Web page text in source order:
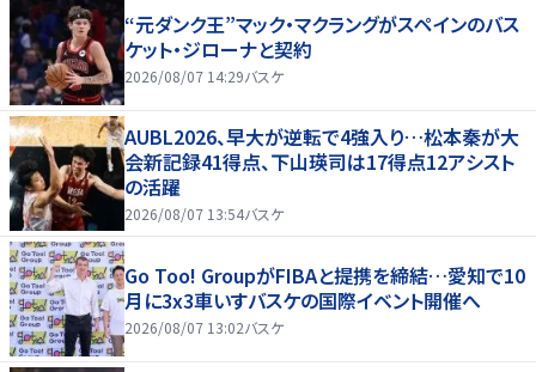
“元ダンク王”マック・マクラングがスペインのバス
ケット・ジローナと契約
2026/08/07 14:29バスケ
AUBL2026、早大が逆転で4強入り…松本秦が大
会新記録41得点、下山瑛司は17得点12アシスト
の活躍
2026/08/07 13:54バスケ
Go Too! GroupがFIBAと提携を締結…愛知で10
月に3x3車いすバスケの国際イベント開催へ
2026/08/07 13:02バスケ